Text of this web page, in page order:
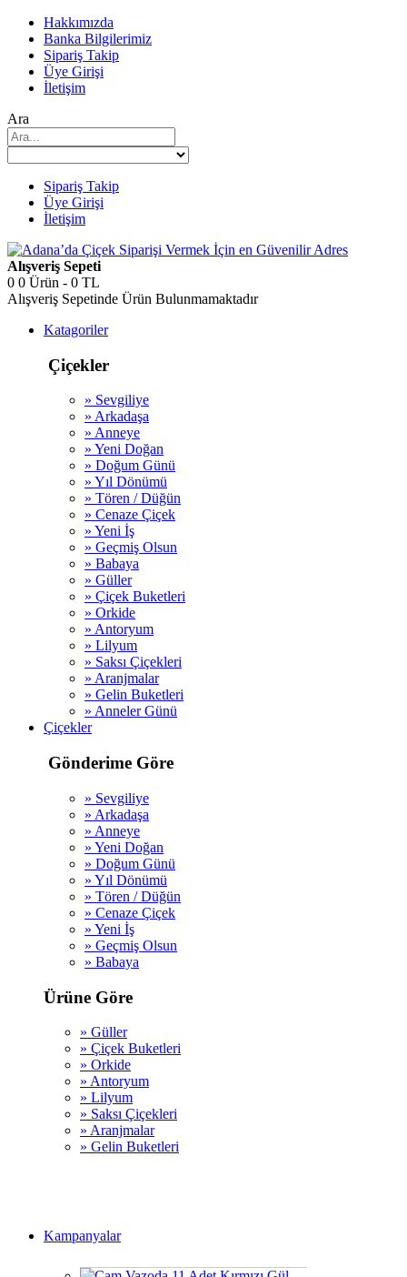
Hakkımızda
Banka Bilgilerimiz
Sipariş Takip
Üye Girişi
İletişim
Ara
Sipariş Takip
Üye Girişi
İletişim
Alışveriş Sepeti
0 0 Ürün - 0 TL
Alışveriş Sepetinde Ürün Bulunmamaktadır
Katagoriler
Çiçekler
» Sevgiliye
» Arkadaşa
» Anneye
» Yeni Doğan
» Doğum Günü
» Yıl Dönümü
» Tören / Düğün
» Cenaze Çiçek
» Yeni İş
» Geçmiş Olsun
» Babaya
» Güller
» Çiçek Buketleri
» Orkide
» Antoryum
» Lilyum
» Saksı Çiçekleri
» Aranjmalar
» Gelin Buketleri
» Anneler Günü
Çiçekler
Gönderime Göre
» Sevgiliye
» Arkadaşa
» Anneye
» Yeni Doğan
» Doğum Günü
» Yıl Dönümü
» Tören / Düğün
» Cenaze Çiçek
» Yeni İş
» Geçmiş Olsun
» Babaya
Ürüne Göre
» Güller
» Çiçek Buketleri
» Orkide
» Antoryum
» Lilyum
» Saksı Çiçekleri
» Aranjmalar
» Gelin Buketleri
Kampanyalar